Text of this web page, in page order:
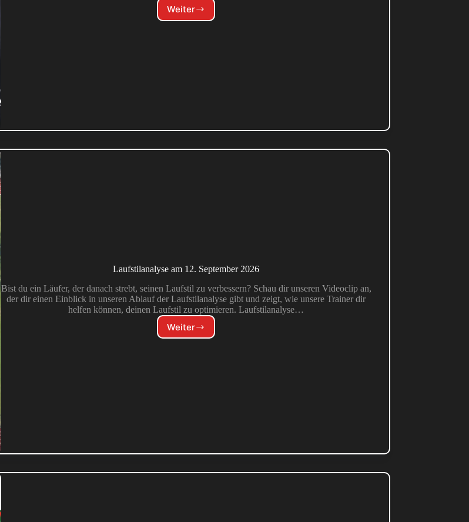
Weiter
Laufstilanalyse am 12. September 2026
Bist du ein Läufer, der danach strebt, seinen Laufstil zu verbessern? Schau dir unseren Videoclip an,
der dir einen Einblick in unseren Ablauf der Laufstilanalyse gibt und zeigt, wie unsere Trainer dir
helfen können, deinen Laufstil zu optimieren. Laufstilanalyse…
Weiter